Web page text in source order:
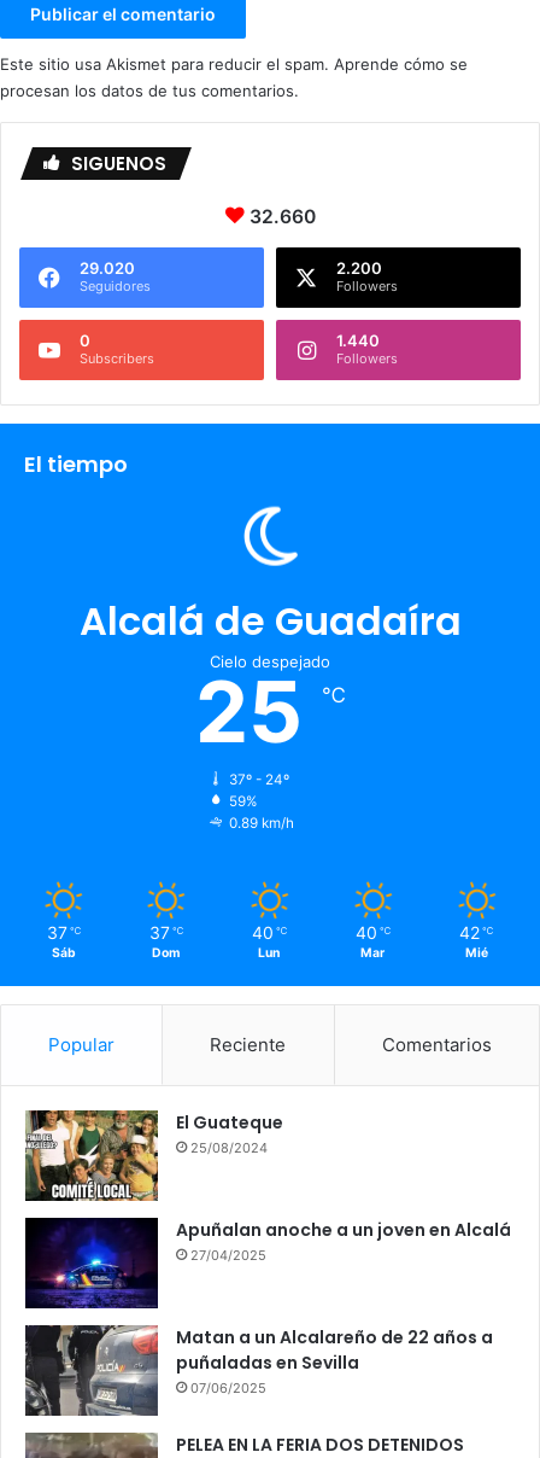
Este sitio usa Akismet para reducir el spam. Aprende cómo se
procesan los datos de tus comentarios.
SIGUENOS
32.660
29.020
Seguidores
2.200
Followers
0
Subscribers
1.440
Followers
El tiempo
Alcalá de Guadaíra
Cielo despejado
25 ℃
37º - 24º
59%
0.89 km/h
37 ℃
Sáb
37 ℃
Dom
40 ℃
Lun
40 ℃
Mar
42 ℃
Mié
Popular Reciente Comentarios
El Guateque
25/08/2024
Apuñalan anoche a un joven en Alcalá
27/04/2025
Matan a un Alcalareño de 22 años a
puñaladas en Sevilla
07/06/2025
PELEA EN LA FERIA DOS DETENIDOS